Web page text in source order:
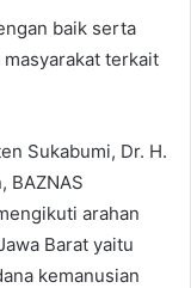
baik serta
terkait
Sukabumi, Dr. H.
BAZNAS
arahan
Barat yaitu
kemanusian